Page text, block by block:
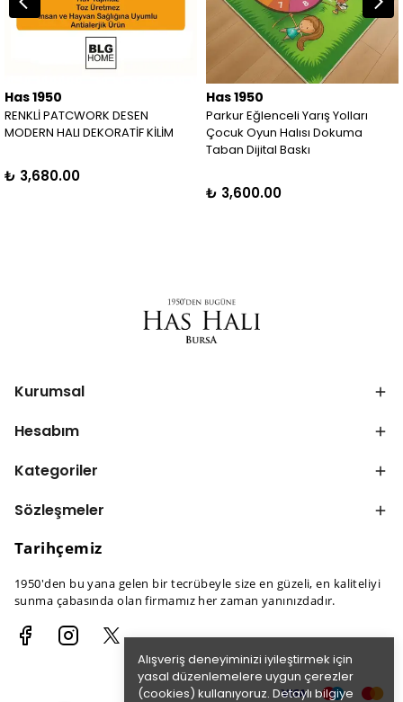
Alışveriş deneyiminizi iyileştirmek için
yasal düzenlemelere uygun çerezler
(cookies) kullanıyoruz. Detaylı bilgiye
Has 1950
RENKLİ PATCWORK DESEN
MODERN HALI DEKORATİF KİLİM
₺ 3,680.00
Has 1950
Parkur Eğlenceli Yarış Yolları
Çocuk Oyun Halısı Dokuma
Taban Dijital Baskı
₺ 3,600.00
Kurumsal
Hesabım
Kategoriler
Sözleşmeler
Tarihçemiz
1950'den bu yana gelen bir tecrübeyle size en güzeli, en kaliteliyi
sunma çabasında olan firmamız her zaman yanınızdadır.